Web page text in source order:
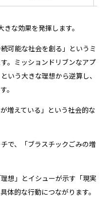
な効果を発揮します。
可能な社会を創る」というミ
。ミッションドリブンなアプ
いう大きな理想から逆算し、
。
増えている」という社会的な
で、「ブラスチックごみの増
想」とイシューが示す「現実
体的な行動につながります。